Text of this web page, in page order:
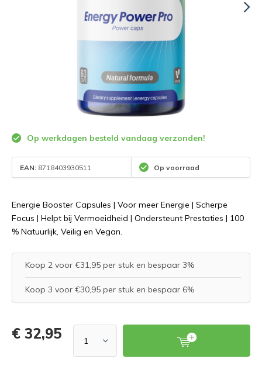
Op werkdagen besteld vandaag verzonden!
EAN: 8718403930511 Op voorraad
Energie Booster Capsules | Voor meer Energie | Scherpe
Focus | Helpt bij Vermoeidheid | Ondersteunt Prestaties | 100
% Natuurlijk, Veilig en Vegan.
Koop 2 voor €31,95 per stuk en bespaar 3%
Koop 3 voor €30,95 per stuk en bespaar 6%
€ 32,95